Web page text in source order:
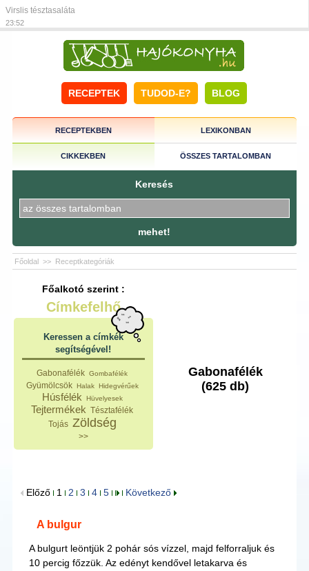
Virslis tésztasaláta
23:52
RECEPTEK TUDOD-E? BLOG
RECEPTEKBEN LEXIKONBAN
CIKKEKBEN ÖSSZES TARTALOMBAN
Keresés
mehet!
Főoldal >> Receptkategóriák
Főalkotó szerint :
Címkefelhő
Keressen a címkék
segítségével!
Gabonafélék Gombafélék
Gyümölcsök Halak Hidegvérűek
Húsfélék Hüvelyesek
Tejtermékek Tésztafélék
Tojás Zöldség
>>
Gabonafélék
(625 db)
Előző 1 2 3 4 5 Következő
A bulgur
A bulgurt leöntjük 2 pohár sós vízzel, majd felforraljuk és
10 percig főzzük. Az edényt kendővel letakarva és